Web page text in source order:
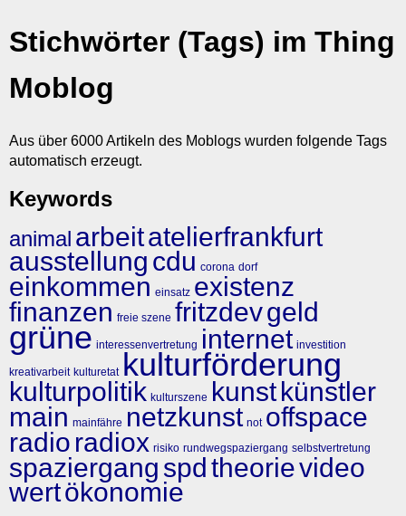
Stichwörter (Tags) im Thing
Moblog
Aus über 6000 Artikeln des Moblogs wurden folgende Tags
automatisch erzeugt.
Keywords
animal arbeitatelierfrankfurt
ausstellung cdu corona dorf
einkommen einsatz existenz
finanzen freie szene fritzdevgeld
grüne interessenvertretung internet investition
kreativarbeit kulturetat kulturförderung
kulturpolitik kulturszene kunstkünstler
main mainfähre netzkunst not offspace
radio radiox risiko rundwegspaziergang selbstvertretung
spaziergang spdtheorievideo
wertökonomie